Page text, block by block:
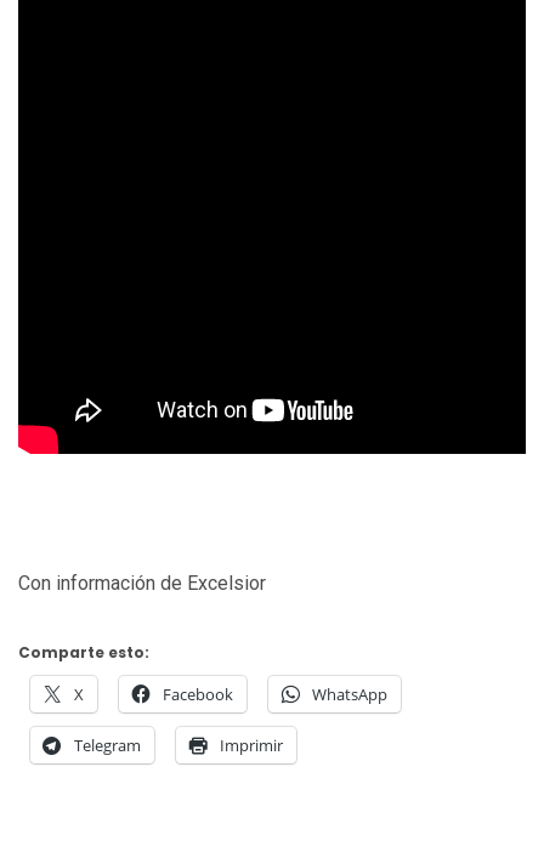
Con información de Excelsior
Comparte esto:
X Facebook WhatsApp
Telegram Imprimir